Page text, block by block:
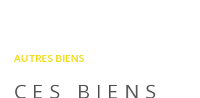
AUTRES BIENS
CES BIENS